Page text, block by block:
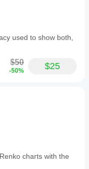
used to show both,
$50
-50% $25
charts with the